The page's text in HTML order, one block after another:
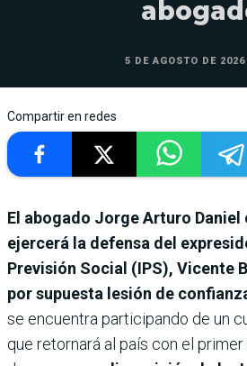
5 DE AGOSTO DE
Compartir en redes
El abogado Jorge Arturo
ejercerá la defensa del
Previsión Social (IPS), Vicente
por supuesta lesión de
se encuentra participando de un
que retornará al país con el